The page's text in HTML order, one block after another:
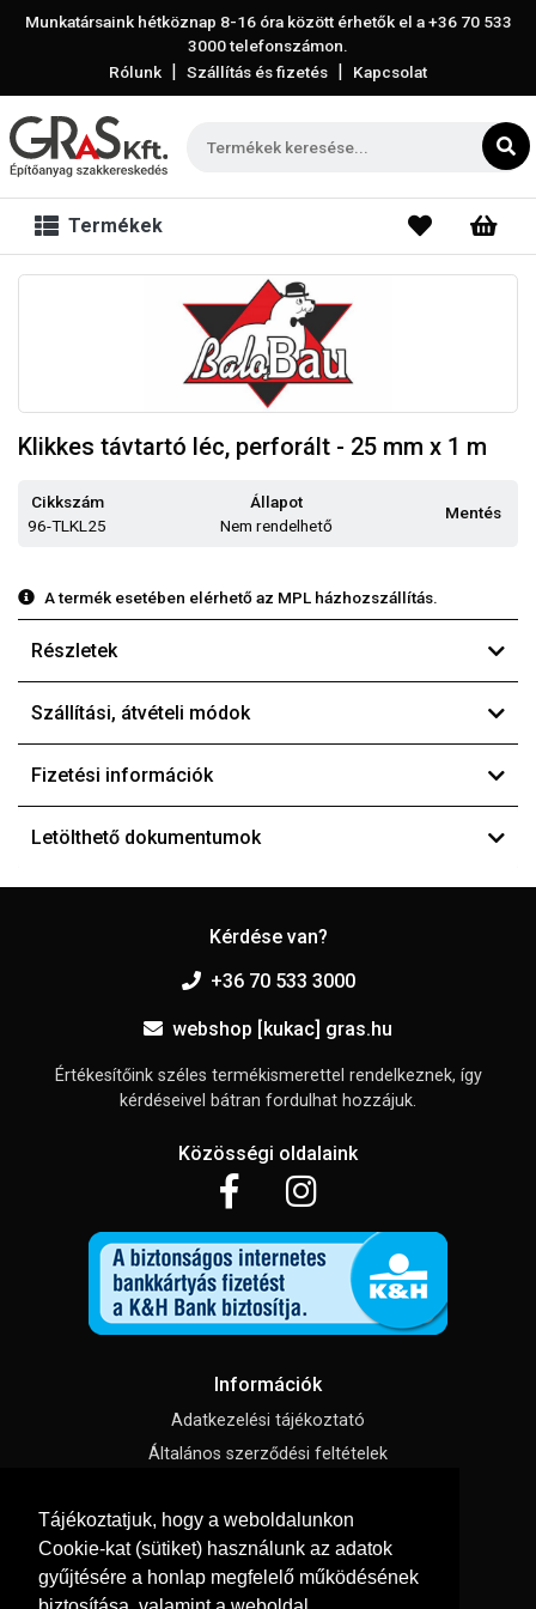
Tájékoztatjuk, hogy a weboldalunkon
Cookie-kat (sütiket) használunk az adatok
gyűjtésére a honlap megfelelő működésének
Munkatársaink hétköznap 8-16 óra között érhetők el a+36 70 533
3000telefonszámon.
Rólunk | Szállítás és fizetés | Kapcsolat
Termékek
Klikkes távtartó léc, perforált - 25 mm x 1 m
Cikkszám
96-TLKL25
Állapot
Nem rendelhető
Mentés
A termék esetében elérhető az MPL házhozszállítás.
Részletek
Szállítási, átvételi módok
Fizetési információk
Letölthető dokumentumok
Kérdése van?
+36 70 533 3000
webshop [kukac] gras.hu
Értékesítőink széles termékismerettel rendelkeznek, így
kérdéseivel bátran fordulhat hozzájuk.
Közösségi oldalaink
Információk
Adatkezelési tájékoztató
Általános szerződési feltételek
Süti beállítások
Menü